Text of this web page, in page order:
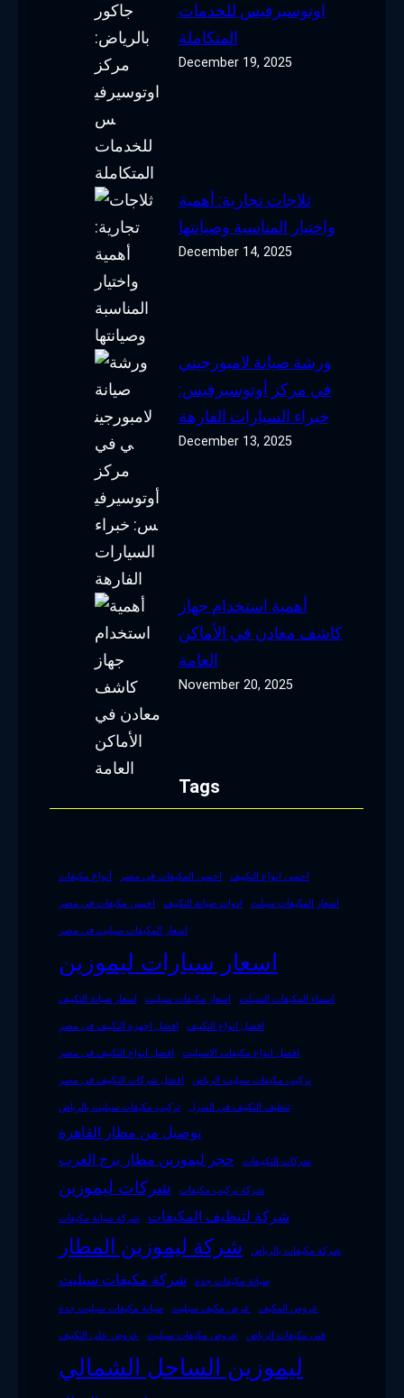
اوتوسيرفيس للخدمات
المتكاملة
December 19, 2025
ثلاجات تجارية: أهمية
واختيار المناسبة وصيانتها
December 14, 2025
ورشة صيانة لامبورجيني
في مركز أوتوسيرفيس:
خبراء السيارات الفارهة
December 13, 2025
أهمية استخدام جهاز
كاشف معادن في الأماكن
العامة
November 20, 2025
Tags
أنواع مكيفات احسن المكيفات في مصر احسن انواع التكييف
احسن مكيفات في مصر ادوات صيانة التكييف اسعار المكيفات سبلت
اسعار المكيفات سبليت في مصر
اسعار سيارات ليموزين
اسعار صيانة التكييف اسعار مكيفات سبليت اسماء المكيفات السبلت
افضل اجهزة التكييف فى مصر افضل انواع التكييف
افضل انواع التكييف فى مصر افضل انواع مكيفات الاسبليت
افضل شركات التكييف في مصر تركيب مكيفات سبليت الرياض
تركيب مكيفات سبليت بالرياض تنظيف التكييف في المنزل
توصيل من مطار القاهرة
حجز ليموزين مطار برج العرب
شركات التكييفات
شركات ليموزين شركة تركيب مكيفات
شركة صيانة مكيفات شركة لتنظيف المكيفات
شركة ليموزين المطار شركة مكيفات بالرياض
شركة مكيفات سبليت صيانة مكيفات جدة
صيانة مكيفات سبليت جدة عرض مكيف سبليت عروض المكيف
عروض على التكييف عروض مكيفات سبليت فني مكيفات الرياض
ليموزين الساحل الشمالي